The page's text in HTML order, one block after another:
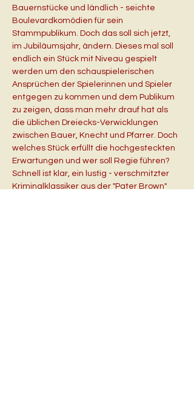
Bauernstücke und ländlich - seichte
Boulevardkomödien für sein
Stammpublikum. Doch das soll sich jetzt,
im Jubiläumsjahr, ändern. Dieses mal soll
endlich ein Stück mit Niveau gespielt
werden um den schauspielerischen
Ansprüchen der Spielerinnen und Spieler
entgegen zu kommen und dem Publikum
zu zeigen, dass man mehr drauf hat als
die üblichen Dreiecks-Verwicklungen
zwischen Bauer, Knecht und Pfarrer. Doch
welches Stück erfüllt die hochgesteckten
Erwartungen und wer soll Regie führen?
Schnell ist klar, ein lustig - verschmitzter
Kriminalklassiker aus der "Pater Brown"